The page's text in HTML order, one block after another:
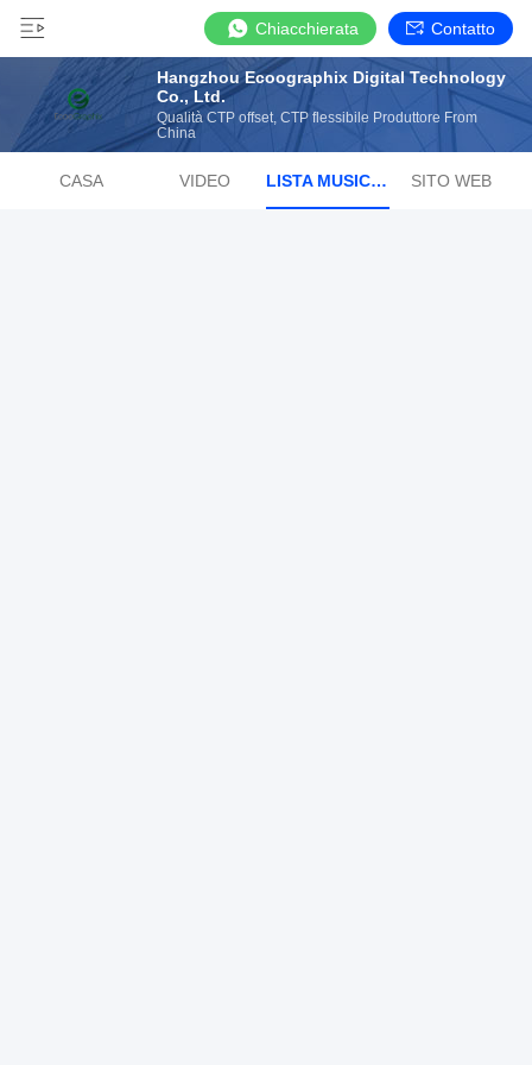
Chiacchierata Contatto
Hangzhou Ecoographix Digital Technology
Co., Ltd.
Qualità CTP offset, CTP flessibile Produttore From
China
CASA VIDEO LISTA MUSICALE RADIOFONICA SITO WEB